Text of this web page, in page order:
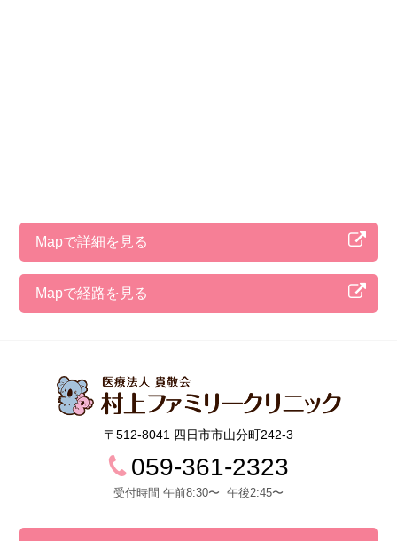
Mapで詳細を見る
Mapで経路を見る
〒512-8041 四日市市山分町242-3
059-361-2323
受付時間 午前8:30〜 午後2:45〜